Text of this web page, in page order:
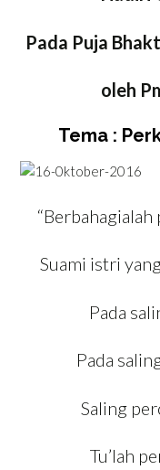
Pada Puja
oleh
Tema :
Suami istri
Pada
Pada
Saling
Tu’lah